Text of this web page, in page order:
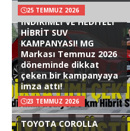
25 TEMMUZ 2026
İNDİRİMLİ VE HEDİYELİ
HİBRİT SUV
KAMPANYASI! MG
Markası Temmuz 2026
döneminde dikkat
çeken bir kampanyaya
imza attı!
23 TEMMUZ 2026
TOYOTA COROLLA